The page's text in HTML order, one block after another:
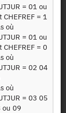
Télécharger
= 01 ou
CHEFREF = 1
où
= 01 ou
CHEFREF = 0
où
= 02 04
où
= 03 05
ou 09